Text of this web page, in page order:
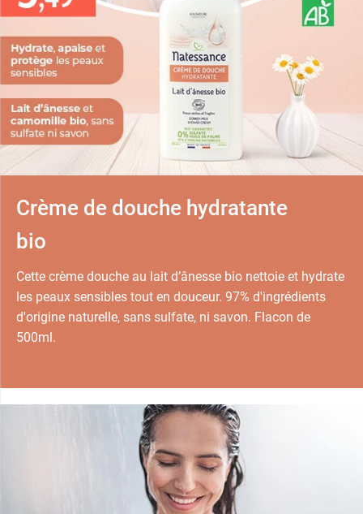
Crème de douche hydratante
bio
Cette crème douche au lait d’ânesse bio nettoie et hydrate
les peaux sensibles tout en douceur. 97% d'ingrédients
d'origine naturelle, sans sulfate, ni savon. Flacon de
500ml.